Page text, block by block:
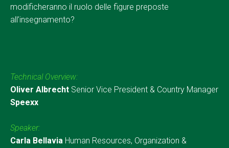
modificheranno il ruolo delle figure preposte
all’insegnamento?
Technical Overview:
Oliver Albrecht Senior Vice President & Country Manager
Speexx
Speaker:
Carla Bellavia Human Resources, Organization &